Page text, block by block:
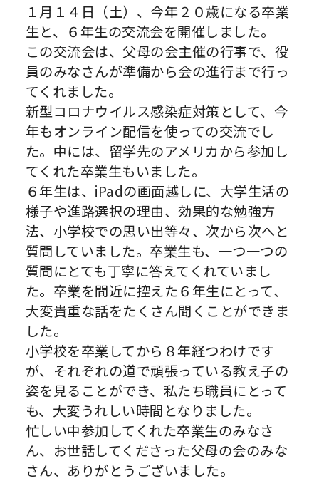
１月１４日（土）、今年２０歳になる卒業
生と、６年生の交流会を開催しました。
この交流会は、父母の会主催の行事で、役
員のみなさんが準備から会の進行まで行っ
てくれました。
新型コロナウイルス感染症対策として、今
年もオンライン配信を使っての交流でし
た。中には、留学先のアメリカから参加し
てくれた卒業生もいました。
６年生は、iPadの画面越しに、大学生活の
様子や進路選択の理由、効果的な勉強方
法、小学校での思い出等々、次から次へと
質問していました。卒業生も、一つ一つの
質問にとても丁寧に答えてくれていまし
た。卒業を間近に控えた６年生にとって、
大変貴重な話をたくさん聞くことができま
した。
小学校を卒業してから８年経つわけです
が、それぞれの道で頑張っている教え子の
姿を見ることができ、私たち職員にとって
も、大変うれしい時間となりました。
忙しい中参加してくれた卒業生のみなさ
ん、お世話してくださった父母の会のみな
さん、ありがとうございました。